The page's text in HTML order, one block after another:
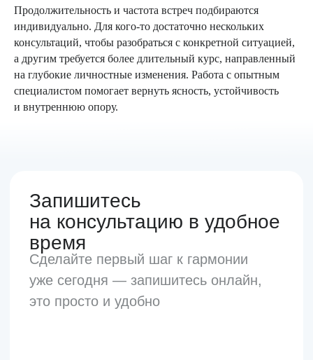
Продолжительность и частота встреч подбираются
индивидуально. Для кого-то достаточно нескольких
консультаций, чтобы разобраться с конкретной ситуацией,
а другим требуется более длительный курс, направленный
на глубокие личностные изменения. Работа с опытным
специалистом помогает вернуть ясность, устойчивость
и внутреннюю опору.
Время работы
Без выходных
10:00-22:00
harmonymed@mail.ru
Контакты
Цены
+ 7 (495) 999 50 03